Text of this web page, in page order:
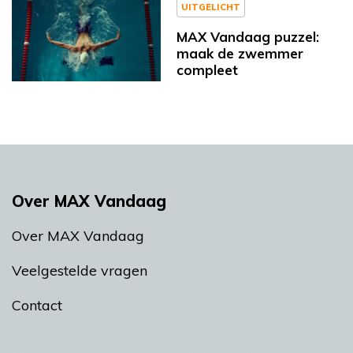
UITGELICHT
MAX Vandaag puzzel:
maak de zwemmer
compleet
Over MAX Vandaag
Over MAX Vandaag
Veelgestelde vragen
Contact